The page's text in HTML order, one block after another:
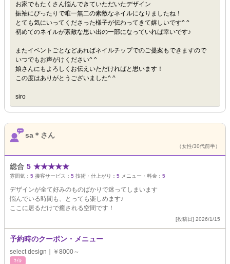
お家でもたくさん悩んできていただいたデザイン
振袖にぴったりで唯一無二の素敵なネイルになりましたね！
とても気にいってくださった様子が伝わってきて嬉しいです^ ^
初めてのネイルが素敵な思い出の一部になっていれば幸いです♪
またイベントごとなどあればネイルチップでのご提案もできますので
いつでもお声がけください^ ^
娘さんにもよろしくお伝えいただければと思います！
この度はありがとうございました^ ^
siro
sa＊さん
（女性/30代前半）
総合 5 ★★★★★
雰囲気： 5 接客サービス： 5 技術・仕上がり： 5 メニュー・料金： 5
デザインが全て好みのものばかりで迷ってしまいます
悩んでいる時間も、とっても楽しめます♪
ここに居るだけで癒される空間です！
[投稿日] 2026/1/15
予約時のクーポン・メニュー
select design｜￥8000～
ﾈｲﾙ